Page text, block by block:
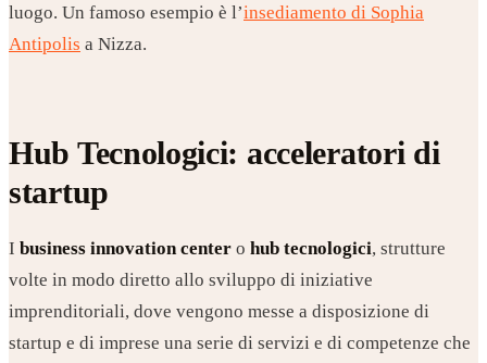
luogo. Un famoso esempio è l’insediamento di Sophia
Antipolis a Nizza.
Hub Tecnologici: acceleratori di
startup
I business innovation center o hub tecnologici, strutture
volte in modo diretto allo sviluppo di iniziative
imprenditoriali, dove vengono messe a disposizione di
startup e di imprese una serie di servizi e di competenze che